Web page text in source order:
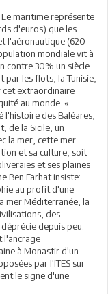
maritime représente
d'euros) que les
l'aéronautique (620
mondiale vit à
contre 30% un siècle
les flots, la Tunisie,
cet extraordinaire
au monde. «
des Baléares,
de la Sicile, un
la mer, cette mer
et sa culture, soit
et ses plaines
Ben Farhat insiste:
au profit d'une
mer Méditerranée, la
des
depuis peu.
l'ancrage
à Monastir d'un
par l'ITES sur
le signe d'une